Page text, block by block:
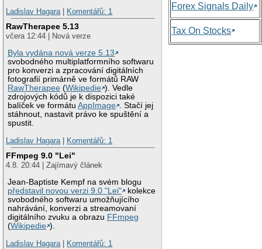
Ladislav Hagara
Komentářů: 1
RawTherapee 5.13
včera 12:44 | Nová verze
Byla vydána nová verze 5.13
svobodného multiplatformního softwaru
pro konverzi a zpracování digitálních
fotografií primárně ve formátů RAW
RawTherapee (Wikipedie ). Vedle
zdrojových kódů je k dispozici také
balíček ve formátuAppImage . Stačí jej
stáhnout, nastavit právo ke spuštění a
spustit.
Ladislav Hagara
Komentářů: 1
FFmpeg 9.0 "Lei"
4.8. 20:44 | Zajímavý článek
Jean-Baptiste Kempf na svém blogu
představil novou verzi 9.0 "Lei"
kolekce
svobodného softwaru umožňujícího
nahrávání, konverzi a streamovaní
digitálního zvuku a obrazu FFmpeg
(Wikipedie ).
Ladislav Hagara
Komentářů: 1
Forex Signals Daily
Tax On Stocks